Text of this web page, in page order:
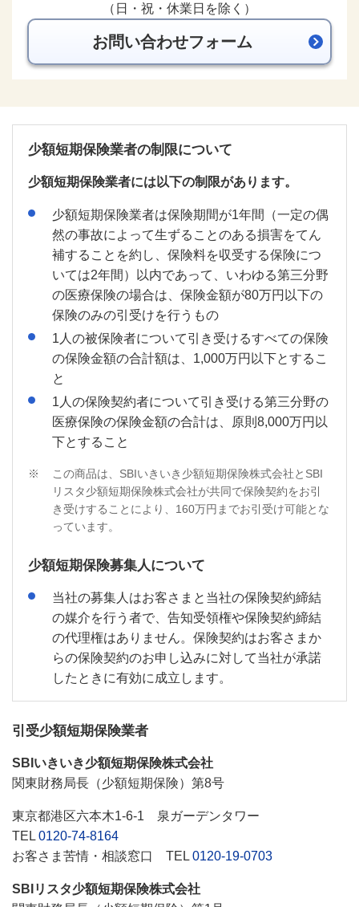
（日・祝・休業日を除く）
お問い合わせフォーム
新規ウィンドウを開きま
少額短期保険業者の制限について
少額短期保険業者には以下の制限があります。
少額短期保険業者は保険期間が1年間（一定の偶
然の事故によって生ずることのある損害をてん
補することを約し、保険料を収受する保険につ
いては2年間）以内であって、いわゆる第三分野
の医療保険の場合は、保険金額が80万円以下の
保険のみの引受けを行うもの
1人の被保険者について引き受けるすべての保険
の保険金額の合計額は、1,000万円以下とするこ
と
1人の保険契約者について引き受ける第三分野の
医療保険の保険金額の合計は、原則8,000万円以
下とすること
※
この商品は、SBIいきいき少額短期保険株式会社とSBI
リスタ少額短期保険株式会社が共同で保険契約をお引
き受けすることにより、160万円までお引受け可能とな
っています。
少額短期保険募集人について
当社の募集人はお客さまと当社の保険契約締結
の媒介を行う者で、告知受領権や保険契約締結
の代理権はありません。保険契約はお客さまか
らの保険契約のお申し込みに対して当社が承諾
したときに有効に成立します。
引受少額短期保険業者
SBIいきいき少額短期保険株式会社
関東財務局長（少額短期保険）第8号
東京都港区六本木1-6-1 泉ガーデンタワー
TEL 0120-74-8164
お客さま苦情・相談窓口 TEL 0120-19-0703
SBIリスタ少額短期保険株式会社